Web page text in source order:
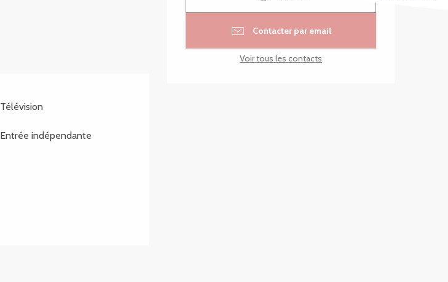
Contacter par email
Voir tous les contacts
Télévision
Entrée indépendante